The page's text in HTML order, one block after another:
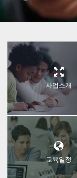
사업소개
교육일정